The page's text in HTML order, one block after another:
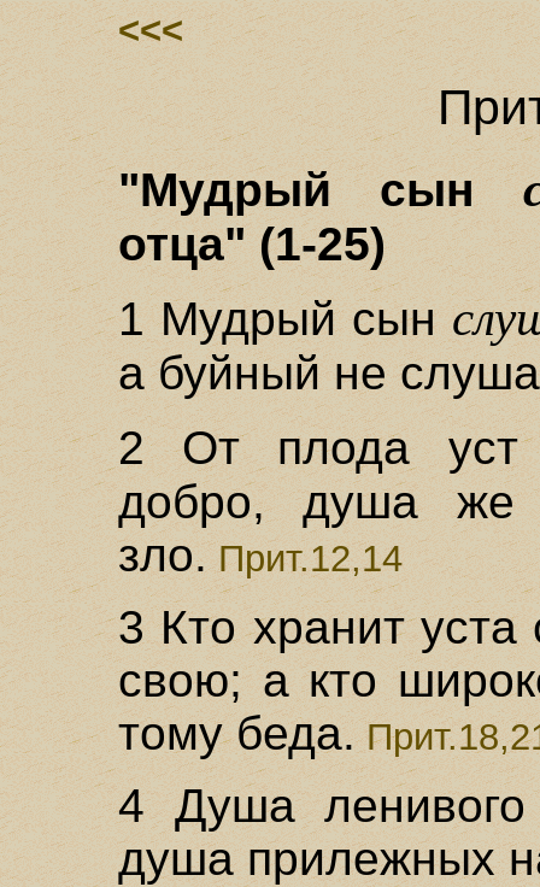
<<<
"Мудрый сын
отца" (1-25)
1 Мудрый сын
а буйный не
2 От плода
добро, душа же
зло.Прит.12,14
3 Кто хранит
свою; а кто
тому беда.
4 Душа
душа прилежных